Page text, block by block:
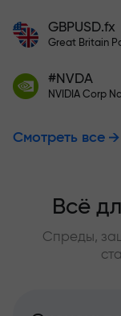
GBPUSD.fx
#NVDA
Смотреть все
Всё
Спреды,